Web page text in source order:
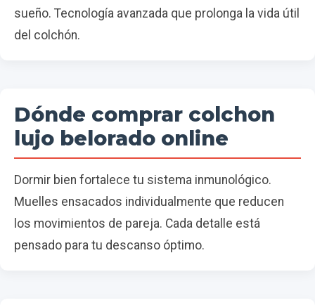
sueño. Tecnología avanzada que prolonga la vida útil
del colchón.
Dónde comprar colchon
lujo belorado online
Dormir bien fortalece tu sistema inmunológico.
Muelles ensacados individualmente que reducen
los movimientos de pareja. Cada detalle está
pensado para tu descanso óptimo.